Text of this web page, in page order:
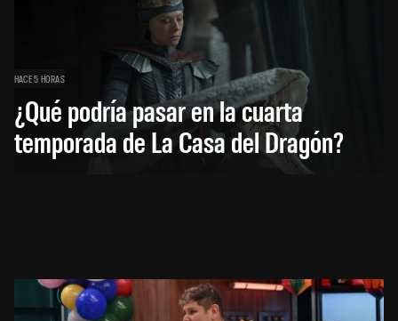
HACE 5 HORAS
¿Qué podría pasar en la cuarta
temporada de La Casa del Dragón?